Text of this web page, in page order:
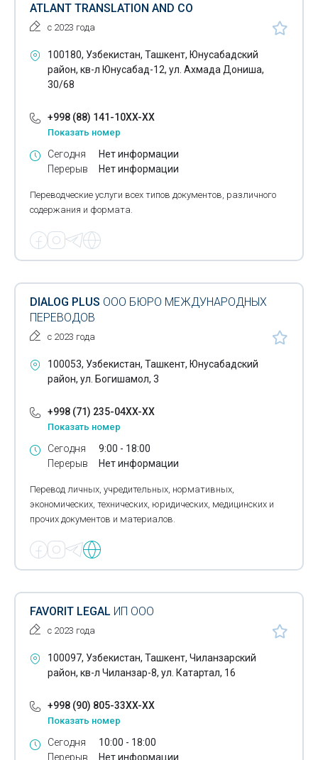
ATLANT TRANSLATION AND CO
с 2023 года
100180, Узбекистан, Ташкент, Юнусабадский
район, кв-л Юнусабад-12, ул. Ахмада Дониша,
30/68
+998 (88) 141-10XX-XX
Показать номер
Сегодня
Перерыв
Нет информации
Нет информации
Переводческие услуги всех типов документов, различного
содержания и формата.
DIALOG PLUS ООО БЮРО МЕЖДУНАРОДНЫХ
ПЕРЕВОДОВ
с 2023 года
100053, Узбекистан, Ташкент, Юнусабадский
район, ул. Богишамол, 3
+998 (71) 235-04XX-XX
Показать номер
Сегодня
Перерыв
9:00 - 18:00
Нет информации
Перевод личных, учредительных, нормативных,
экономических, технических, юридических, медицинских и
прочих документов и материалов.
FAVORIT LEGAL ИП ООО
с 2023 года
100097, Узбекистан, Ташкент, Чиланзарский
район, кв-л Чиланзар-8, ул. Катартал, 16
+998 (90) 805-33XX-XX
Показать номер
Сегодня
Перерыв
10:00 - 18:00
Нет информации